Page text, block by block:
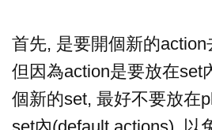
首先, 是要開個新的
但因為action是要放在set
個新的set, 最好不要放在